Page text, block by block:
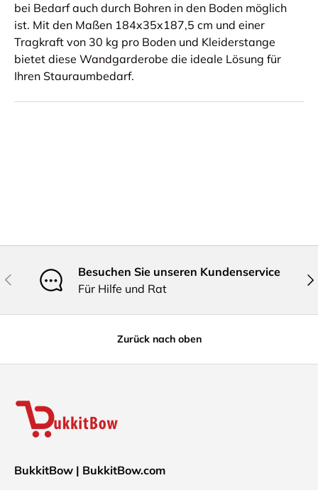
bei Bedarf auch durch Bohren in den Boden möglich
ist. Mit den Maßen 184x35x187,5 cm und einer
Tragkraft von 30 kg pro Boden und Kleiderstange
bietet diese Wandgarderobe die ideale Lösung für
Ihren Stauraumbedarf.
Vorherige
Besuchen Sie unseren Kundenservice
Für Hilfe und Rat
Zurück nach oben
BukkitBow | BukkitBow.com